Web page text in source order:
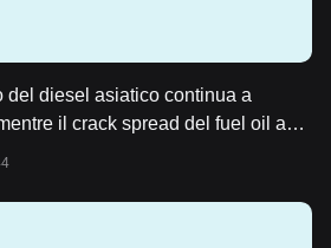
del diesel asiatico continua a
il crack spread del fuel oil ad
in territorio negativo